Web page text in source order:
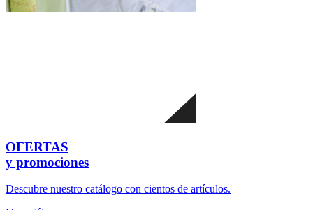
OFERTAS
y promociones
Descubre nuestro catálogo con cientos de artículos.